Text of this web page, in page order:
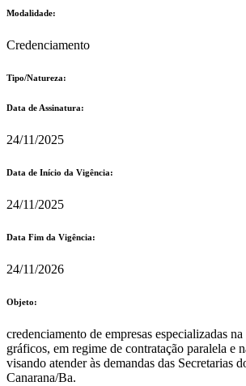
Modalidade:
Credenciamento
Tipo/Natureza:
Data de Assinatura:
24/11/2025
Data de Início da Vigência:
24/11/2025
Data Fim da Vigência:
24/11/2026
Objeto:
credenciamento de empresas especializadas
gráficos, em regime de contratação paralela e
visando atender às demandas das Secretarias
Canarana/Ba.